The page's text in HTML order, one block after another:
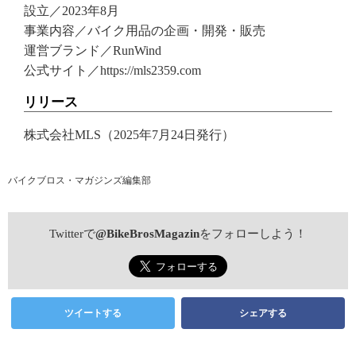
設立／2023年8月
事業内容／バイク用品の企画・開発・販売
運営ブランド／RunWind
公式サイト／https://mls2359.com
リリース
株式会社MLS（2025年7月24日発行）
バイクブロス・マガジンズ編集部
Twitterで@BikeBrosMagazinをフォローしよう！
ツイートする シェアする